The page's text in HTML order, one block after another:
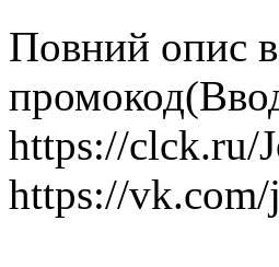
Повний опис
https://clck.ru/
https://